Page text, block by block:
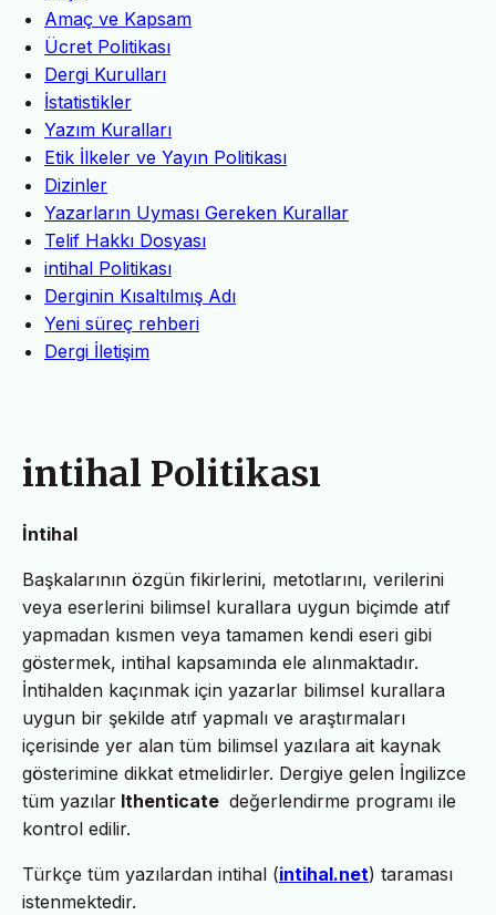
Amaç ve Kapsam
Ücret Politikası
Dergi Kurulları
İstatistikler
Yazım Kuralları
Etik İlkeler ve Yayın Politikası
Dizinler
Yazarların Uyması Gereken Kurallar
Telif Hakkı Dosyası
intihal Politikası
Derginin Kısaltılmış Adı
Yeni süreç rehberi
Dergi İletişim
intihal Politikası
İntihal
Başkalarının özgün fikirlerini, metotlarını, verilerini
veya eserlerini bilimsel kurallara uygun biçimde atıf
yapmadan kısmen veya tamamen kendi eseri gibi
göstermek, intihal kapsamında ele alınmaktadır.
İntihalden kaçınmak için yazarlar bilimsel kurallara
uygun bir şekilde atıf yapmalı ve araştırmaları
içerisinde yer alan tüm bilimsel yazılara ait kaynak
gösterimine dikkat etmelidirler. Dergiye gelen İngilizce
tüm yazılar Ithenticate değerlendirme programı ile
kontrol edilir.
Türkçe tüm yazılardan intihal (intihal.net) taraması
istenmektedir.